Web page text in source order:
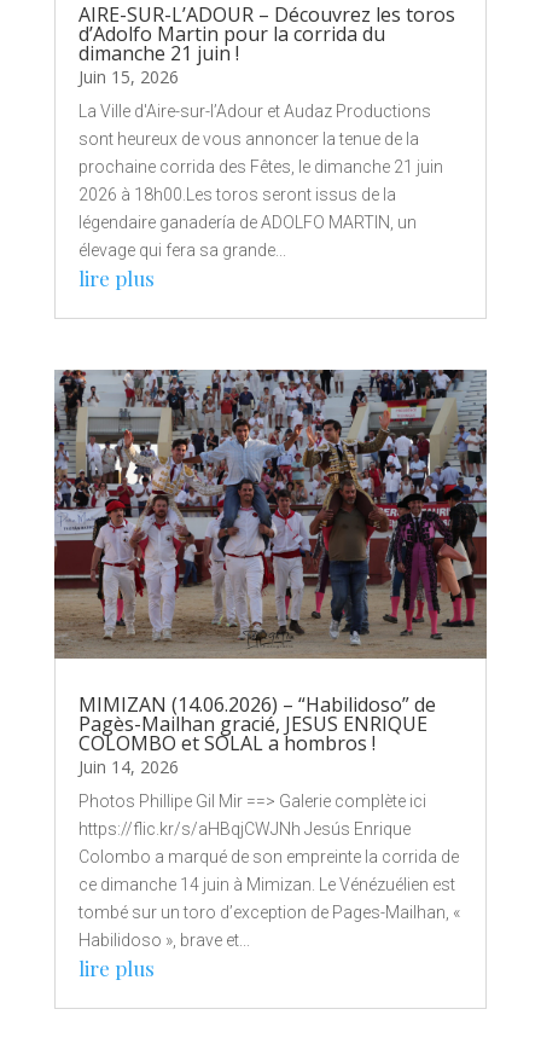
AIRE-SUR-L’ADOUR – Découvrez les toros
d’Adolfo Martin pour la corrida du
dimanche 21 juin !
Juin 15, 2026
La Ville d'Aire-sur-l’Adour et Audaz Productions
sont heureux de vous annoncer la tenue de la
prochaine corrida des Fêtes, le dimanche 21 juin
2026 à 18h00.Les toros seront issus de la
légendaire ganadería de ADOLFO MARTIN, un
élevage qui fera sa grande...
lire plus
MIMIZAN (14.06.2026) – “Habilidoso” de
Pagès-Mailhan gracié, JESUS ENRIQUE
COLOMBO et SOLAL a hombros !
Juin 14, 2026
Photos Phillipe Gil Mir ==> Galerie complète ici
https://flic.kr/s/aHBqjCWJNh Jesús Enrique
Colombo a marqué de son empreinte la corrida de
ce dimanche 14 juin à Mimizan. Le Vénézuélien est
tombé sur un toro d’exception de Pages-Mailhan, «
Habilidoso », brave et...
lire plus